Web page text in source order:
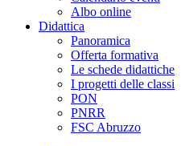
Albo online
Didattica
Panoramica
Offerta formativa
Le schede didattiche
I progetti delle classi
PON
PNRR
FSC Abruzzo